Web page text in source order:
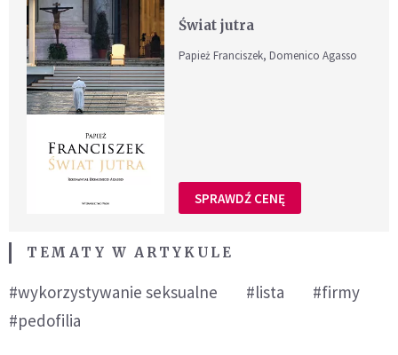
Świat jutra
Papież Franciszek, Domenico Agasso
SPRAWDŹ CENĘ
TEMATY W ARTYKULE
#wykorzystywanie seksualne #lista
#firmy
#pedofilia